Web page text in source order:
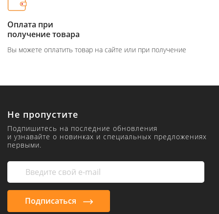
Оплата при
получение товара
Вы можете оплатить товар на сайте или при получение
Не пропустите
Подпишитесь на последние обновления
и узнавайте о новинках и специальных предложениях
первыми.
Подписаться